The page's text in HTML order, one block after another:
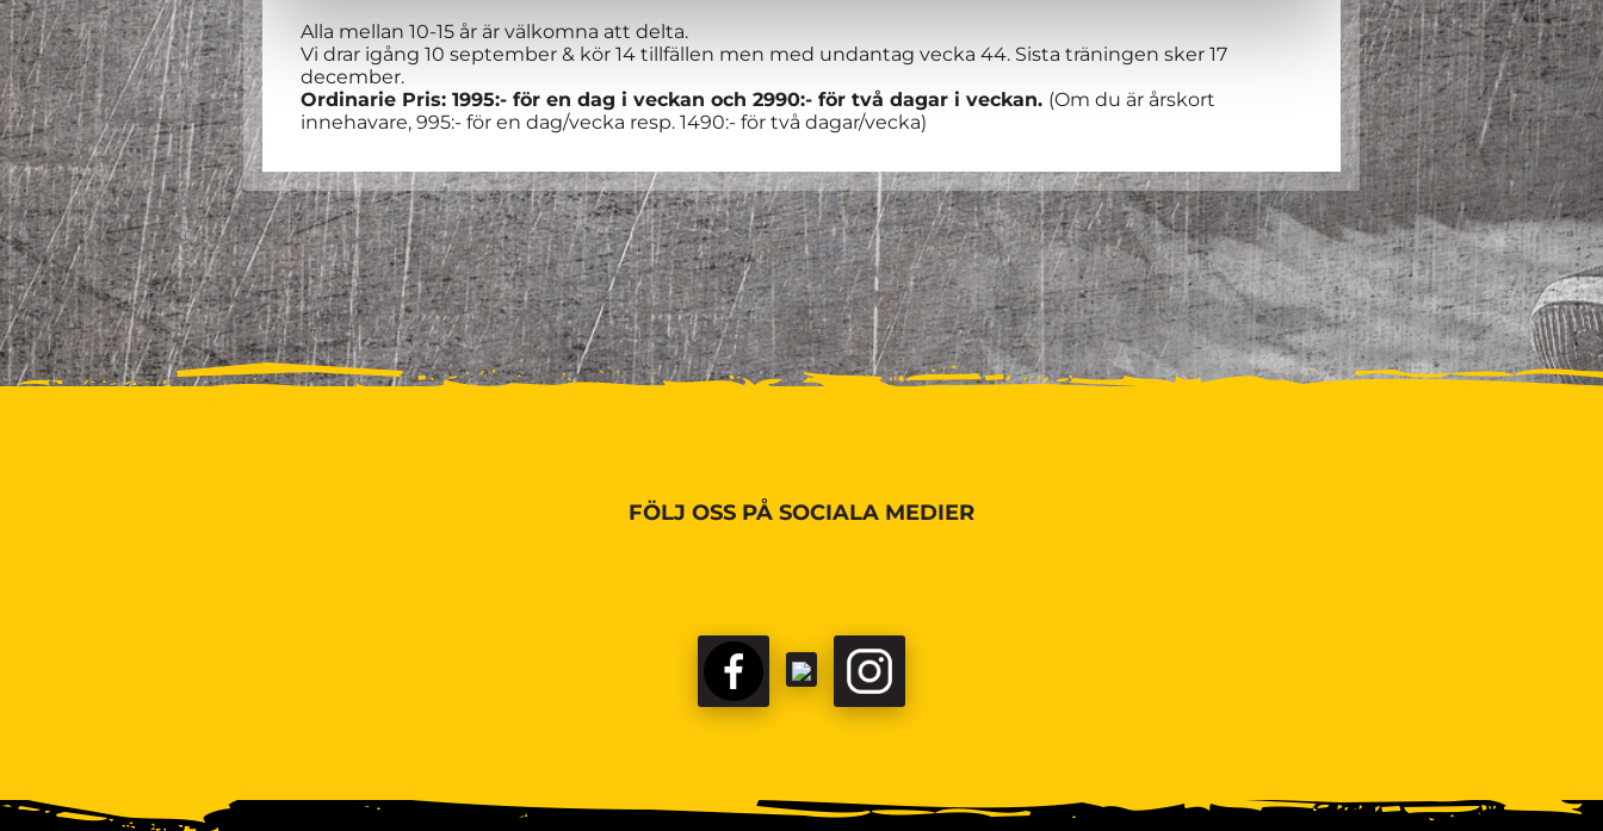
Alla mellan 10-15 år är välkomna att delta.
Vi drar igång 10 september & kör 14 tillfällen men med undantag vecka 44. Sista träningen sker 17
december.
Ordinarie Pris: 1995:- för en dag i veckan och 2990:- för två dagar i veckan. (Om du är årskort
innehavare, 995:- för en dag/vecka resp. 1490:- för två dagar/vecka)
FÖLJ OSS PÅ SOCIALA MEDIER
FACEBOOKTIKTOK